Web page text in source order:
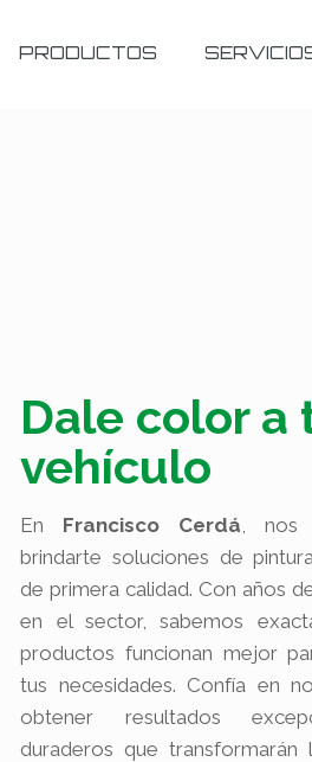
PRODUCTOS
Dale color a
vehículo
En Francisco Cerdá, nos
brindarte soluciones de
de primera calidad. Con años
en el sector, sabemos
productos funcionan mejor
tus necesidades. Confía en
obtener resultados
duraderos que transformarán